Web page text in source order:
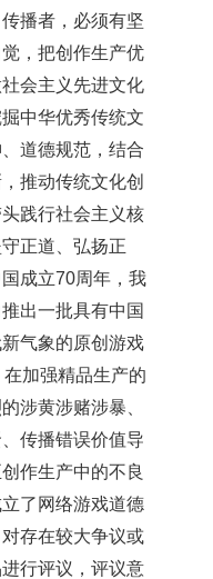
播者，必须有坚
，把创作生产优
会主义先进文化
中华优秀传统文
道德规范，结合
推动传统文化创
践行社会主义核
正道、弘扬正
成立70周年，我
出一批具有中国
气象的原创游戏
加强精品生产的
涉黄涉赌涉暴、
传播错误价值导
作生产中的不良
了网络游戏道德
存在较大争议或
行评议，评议意